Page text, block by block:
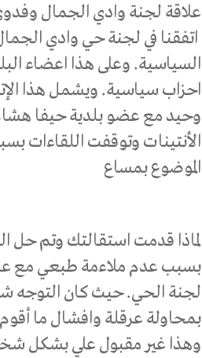
علاقة لجنة وادي الجمال
اتفقنا في لجنة حي وادي
السياسية. وعلى هذا اعضاء
احزاب سياسية. ويشمل هذا
وحيد مع عضو بلدية حيفا
الأنتينات وتوقفت اللقاءات
الموضوع بمساع
لماذا قدمت استقالتك وتم حل
بسبب عدم ملاءمة طبعي مع
لجنة الحي. حيث كان التوجه
بمحاولة عرقلة وافشال ما
وهذا غير مقبول علي بشكل